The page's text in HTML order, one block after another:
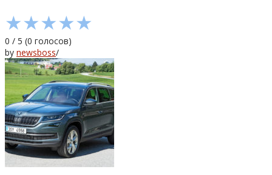
★★★★★
0 / 5 (0 голосов)
by newsboss/